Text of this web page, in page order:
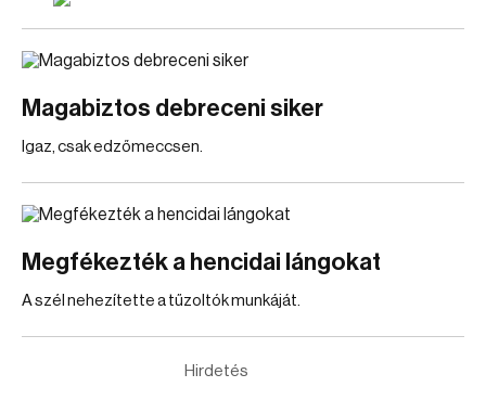
Magabiztos debreceni siker
Igaz, csak edzőmeccsen.
Megfékezték a hencidai lángokat
A szél nehezítette a tűzoltók munkáját.
Hirdetés